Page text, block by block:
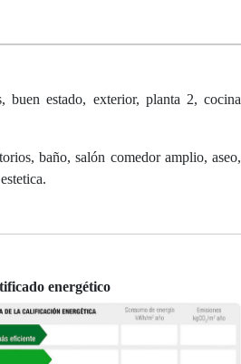
buen estado, exterior, planta 2, cocina
baño, salón comedor amplio, aseo,
energético